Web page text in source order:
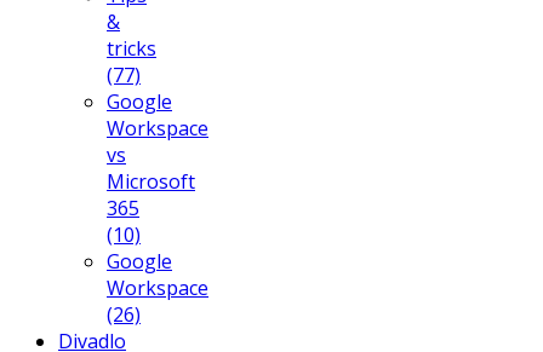
&
tricks
(77)
Google
Workspace
vs
Microsoft
365
(10)
Google
Workspace
(26)
Divadlo